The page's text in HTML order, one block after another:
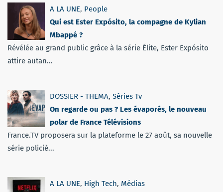
A LA UNE, People
Qui est Ester Expósito, la compagne de Kylian
Mbappé ?
Révélée au grand public grâce à la série Élite, Ester Expósito
attire autan...
DOSSIER - THEMA, Séries Tv
On regarde ou pas ? Les évaporés, le nouveau
polar de France Télévisions
France.TV proposera sur la plateforme le 27 août, sa nouvelle
série policiè...
A LA UNE, High Tech, Médias